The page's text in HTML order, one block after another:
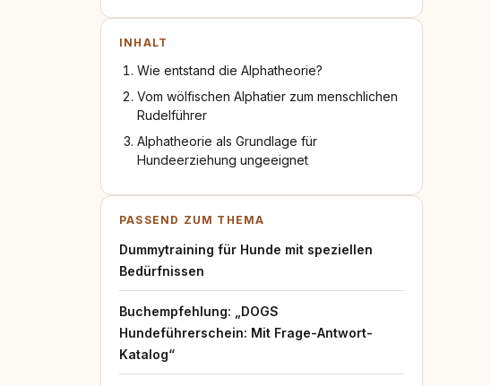
INHALT
Wie entstand die Alphatheorie?
Vom wölfischen Alphatier zum menschlichen
Rudelführer
Alphatheorie als Grundlage für
Hundeerziehung ungeeignet
PASSEND ZUM THEMA
Dummytraining für Hunde mit speziellen
Bedürfnissen
Buchempfehlung: „DOGS
Hundeführerschein: Mit Frage-Antwort-
Katalog“